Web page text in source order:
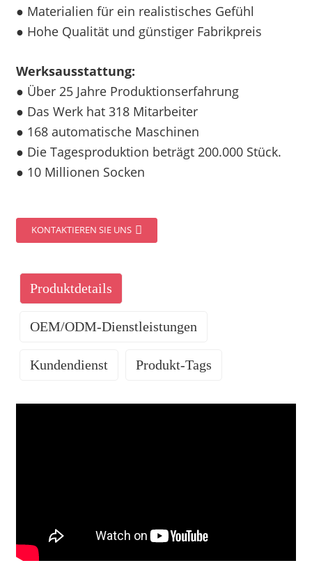
● Materialien für ein realistisches Gefühl
● Hohe Qualität und günstiger Fabrikpreis
Werksausstattung:
● Über 25 Jahre Produktionserfahrung
● Das Werk hat 318 Mitarbeiter
● 168 automatische Maschinen
● Die Tagesproduktion beträgt 200.000 Stück.
● 10 Millionen Socken
KONTAKTIEREN SIE UNS
Produktdetails
OEM/ODM-Dienstleistungen
Kundendienst Produkt-Tags